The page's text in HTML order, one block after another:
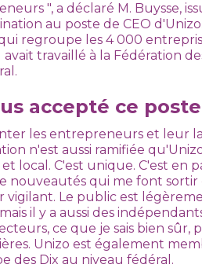
", a déclaré M. Buysse,
au poste de CEO
regroupe les 4 000
avait travaillé à la Fédération
accepté ce
les entrepreneurs et leur
n'est aussi ramifiée
local. C'est unique. C'est en
nouveautés qui me font
vigilant. Le public est
il y a aussi des
ce que je sais bien sûr,
Unizo est également
des Dix au niveau fédéral.